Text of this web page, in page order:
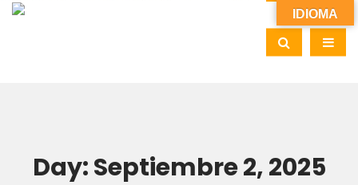
Day:Septiembre 2, 2025
IDIOMA